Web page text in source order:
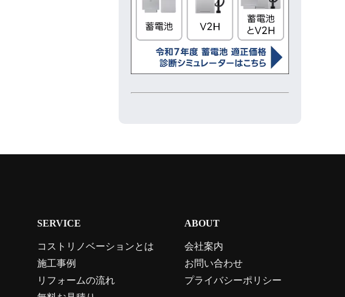
SERVICE
コストリノベーションとは
施工事例
リフォームの流れ
ABOUT
会社案内
お問い合わせ
プライバシーポリシー